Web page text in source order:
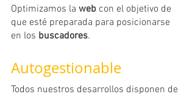
Optimizamos la web con el objetivo de
que esté preparada para posicionarse
en los buscadores.
Autogestionable
Todos nuestros desarrollos disponen de